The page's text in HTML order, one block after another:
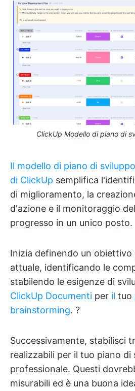
ClickUp Modello di piano di
Il modello di piano di
di ClickUp semplifica
di miglioramento, la
d'azione e il monitoraggio
progresso in un unico posto.
Inizia definendo un obiettivo
attuale, identificando le
stabilendo le esigenze di
ClickUp Documenti per il tuo
brainstorming. ?
Successivamente, stabilisci
realizzabili per il tuo piano di
professionale. Questi
misurabili ed è una buona